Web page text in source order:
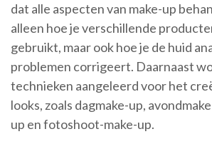
dat alle aspecten van make-up
alleen hoe je verschillende
gebruikt, maar ook hoe je de huid
problemen corrigeert. Daarnaast
technieken aangeleerd voor het
looks, zoals dagmake-up,
up en fotoshoot-make-up.